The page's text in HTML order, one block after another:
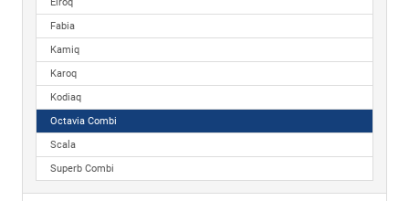
Elroq
Fabia
Kamiq
Karoq
Kodiaq
Octavia Combi
Scala
Superb Combi